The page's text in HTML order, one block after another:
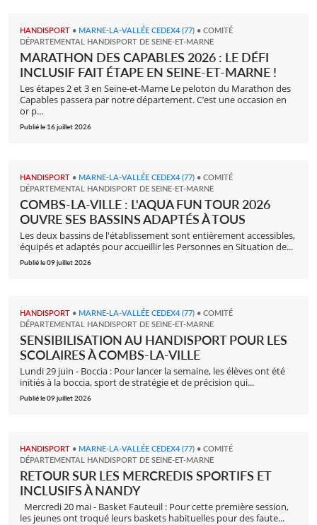
HANDISPORT • MARNE-LA-VALLÉE CEDEX4 (77) • COMITÉ
DÉPARTEMENTAL HANDISPORT DE SEINE-ET-MARNE
MARATHON DES CAPABLES 2026 : LE DÉFI
INCLUSIF FAIT ÉTAPE EN SEINE-ET-MARNE !
Les étapes 2 et 3 en Seine-et-Marne Le peloton du Marathon des
Capables passera par notre département. C’est une occasion en
or p...
Publié le 16 juillet 2026
HANDISPORT • MARNE-LA-VALLÉE CEDEX4 (77) • COMITÉ
DÉPARTEMENTAL HANDISPORT DE SEINE-ET-MARNE
COMBS-LA-VILLE : L'AQUA FUN TOUR 2026
OUVRE SES BASSINS ADAPTÉS À TOUS
Les deux bassins de l'établissement sont entièrement accessibles,
équipés et adaptés pour accueillir les Personnes en Situation de...
Publié le 09 juillet 2026
HANDISPORT • MARNE-LA-VALLÉE CEDEX4 (77) • COMITÉ
DÉPARTEMENTAL HANDISPORT DE SEINE-ET-MARNE
SENSIBILISATION AU HANDISPORT POUR LES
SCOLAIRES À COMBS-LA-VILLE
Lundi 29 juin - Boccia : Pour lancer la semaine, les élèves ont été
initiés à la boccia, sport de stratégie et de précision qui...
Publié le 09 juillet 2026
HANDISPORT • MARNE-LA-VALLÉE CEDEX4 (77) • COMITÉ
DÉPARTEMENTAL HANDISPORT DE SEINE-ET-MARNE
RETOUR SUR LES MERCREDIS SPORTIFS ET
INCLUSIFS À NANDY
Mercredi 20 mai - Basket Fauteuil : Pour cette première session,
les jeunes ont troqué leurs baskets habituelles pour des faute...